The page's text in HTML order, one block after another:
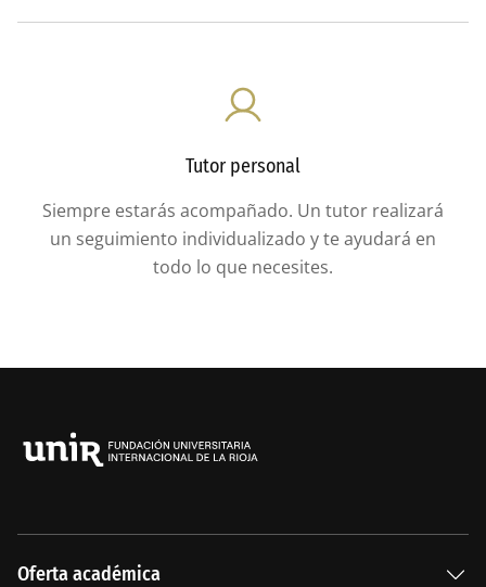
Tutor personal
Siempre estarás acompañado. Un tutor realizará
un seguimiento individualizado y te ayudará en
todo lo que necesites.
Oferta académica